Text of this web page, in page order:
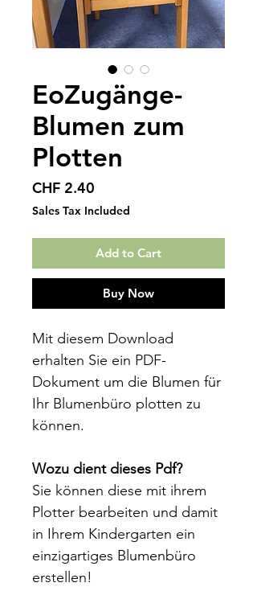
EoZugänge-
Blumen zum
Plotten
CHF 2.40
Sales Tax Included
Add to Cart
Buy Now
Mit diesem Download
erhalten Sie ein PDF-
Dokument um die Blumen für
Ihr Blumenbüro plotten zu
können.
Wozu dient dieses Pdf?
Sie können diese mit ihrem
Plotter bearbeiten und damit
in Ihrem Kindergarten ein
einzigartiges Blumenbüro
erstellen!